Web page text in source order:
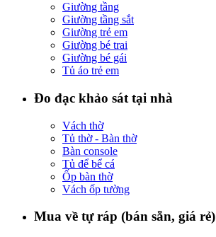
Giường tầng
Giường tầng sắt
Giường trẻ em
Giường bé trai
Giường bé gái
Tủ áo trẻ em
Đo đạc khảo sát tại nhà
Vách thờ
Tủ thờ - Bàn thờ
Bàn console
Tủ để bể cá
Ốp bàn thờ
Vách ốp tường
Mua về tự ráp (bán sẵn, giá rẻ)